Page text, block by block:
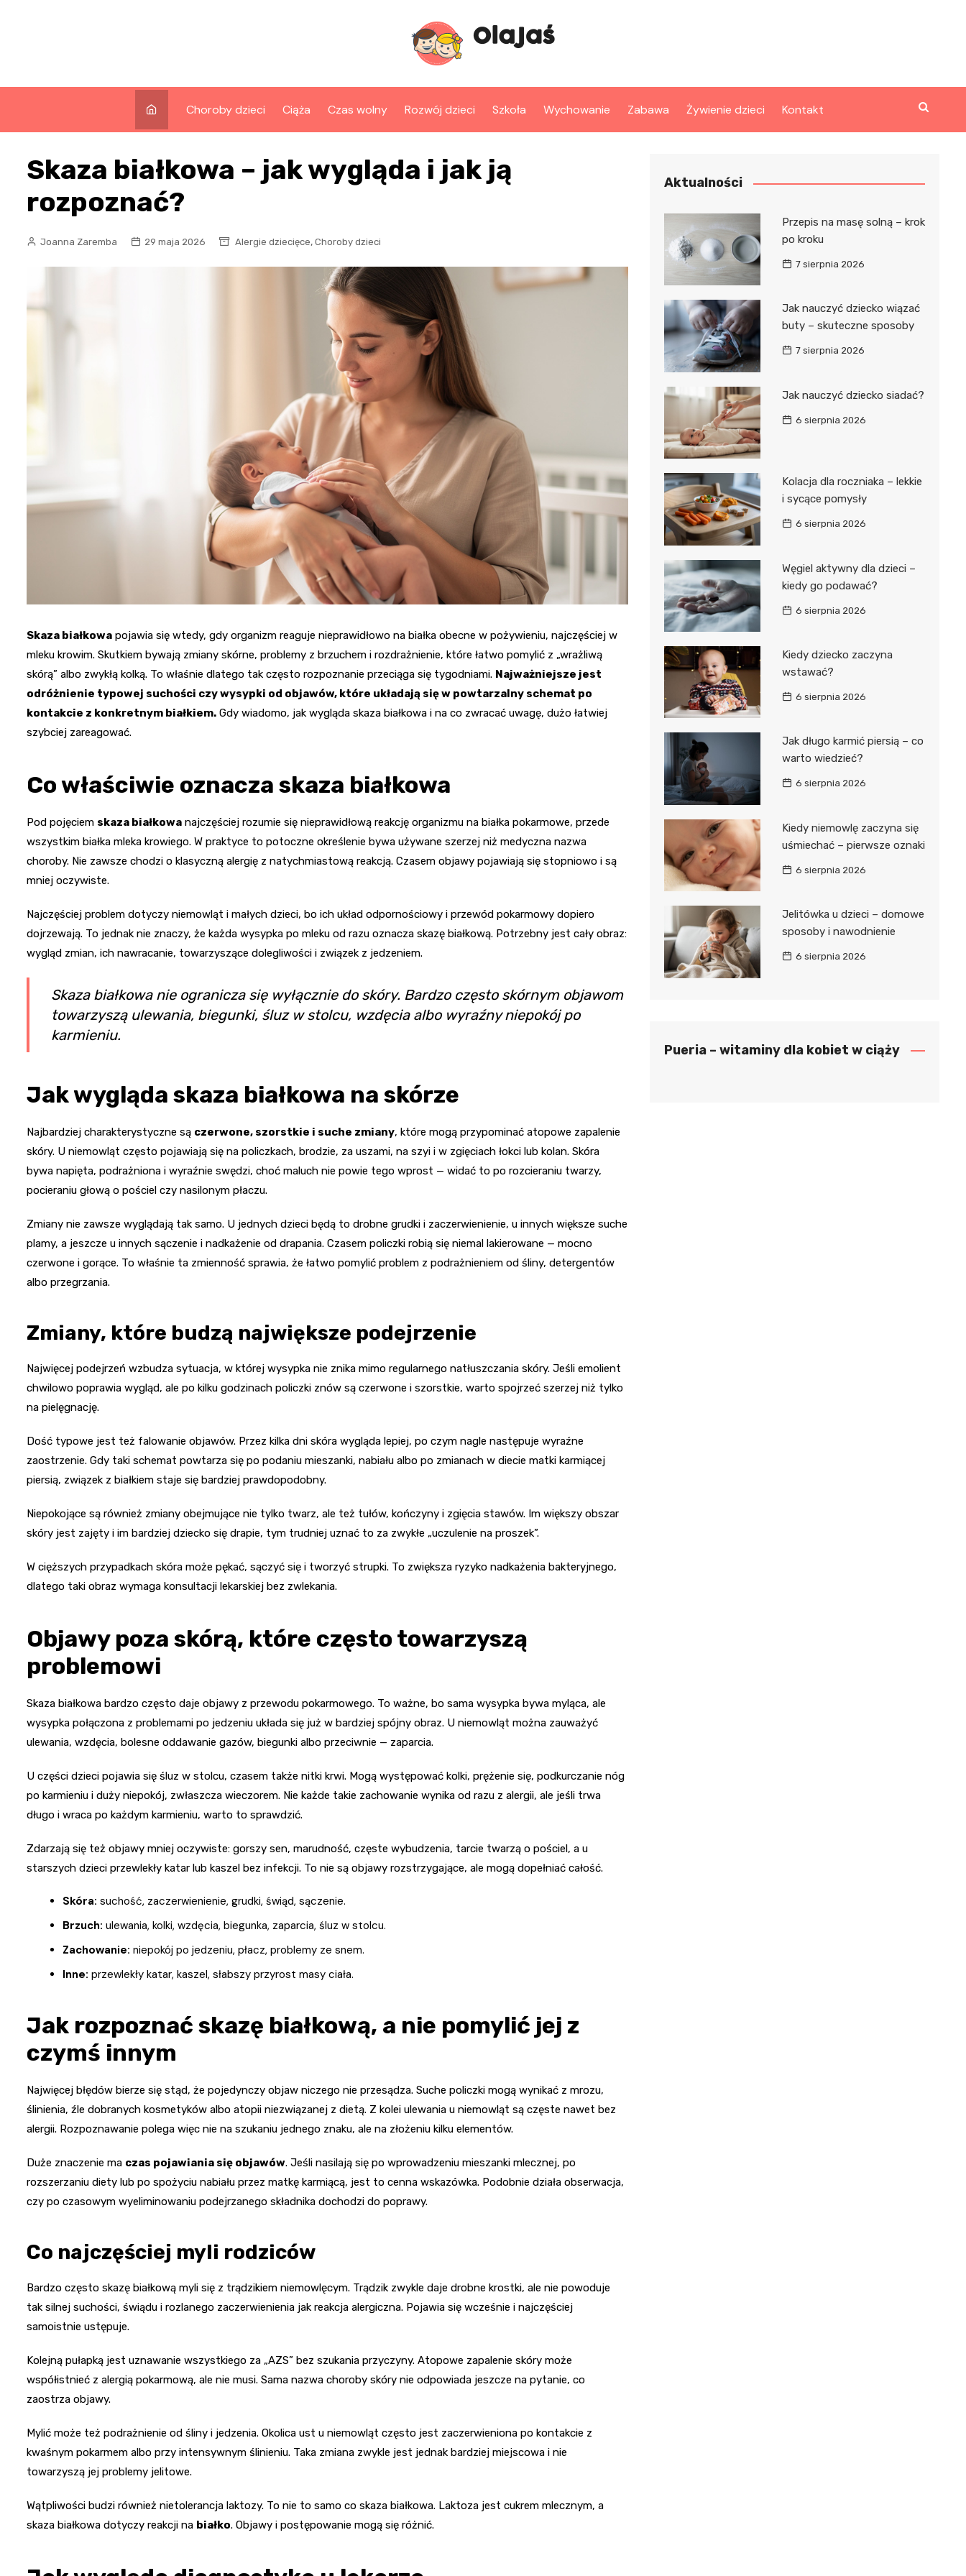
Choroby dzieci Ciąża Czas wolny Rozwój dzieci Szkoła Wychowanie Zabawa Żywienie dzieci Kontakt
Skaza białkowa – jak wygląda i jak ją
rozpoznać?
Joanna Zaremba 29 maja 2026 Alergie dziecięce, Choroby dzieci
Skaza białkowa pojawia się wtedy, gdy organizm reaguje nieprawidłowo na białka obecne w pożywieniu, najczęściej w
mleku krowim. Skutkiem bywają zmiany skórne, problemy z brzuchem i rozdrażnienie, które łatwo pomylić z „wrażliwą
skórą” albo zwykłą kolką. To właśnie dlatego tak często rozpoznanie przeciąga się tygodniami. Najważniejsze jest
odróżnienie typowej suchości czy wysypki od objawów, które układają się w powtarzalny schemat po
kontakcie z konkretnym białkiem. Gdy wiadomo, jak wygląda skaza białkowa i na co zwracać uwagę, dużo łatwiej
szybciej zareagować.
Co właściwie oznacza skaza białkowa
Pod pojęciem skaza białkowa najczęściej rozumie się nieprawidłową reakcję organizmu na białka pokarmowe, przede
wszystkim białka mleka krowiego. W praktyce to potoczne określenie bywa używane szerzej niż medyczna nazwa
choroby. Nie zawsze chodzi o klasyczną alergię z natychmiastową reakcją. Czasem objawy pojawiają się stopniowo i są
mniej oczywiste.
Najczęściej problem dotyczy niemowląt i małych dzieci, bo ich układ odpornościowy i przewód pokarmowy dopiero
dojrzewają. To jednak nie znaczy, że każda wysypka po mleku od razu oznacza skazę białkową. Potrzebny jest cały obraz:
wygląd zmian, ich nawracanie, towarzyszące dolegliwości i związek z jedzeniem.
Skaza białkowa nie ogranicza się wyłącznie do skóry. Bardzo często skórnym objawom
towarzyszą ulewania, biegunki, śluz w stolcu, wzdęcia albo wyraźny niepokój po
karmieniu.
Jak wygląda skaza białkowa na skórze
Najbardziej charakterystyczne są czerwone, szorstkie i suche zmiany, które mogą przypominać atopowe zapalenie
skóry. U niemowląt często pojawiają się na policzkach, brodzie, za uszami, na szyi i w zgięciach łokci lub kolan. Skóra
bywa napięta, podrażniona i wyraźnie swędzi, choć maluch nie powie tego wprost — widać to po rozcieraniu twarzy,
pocieraniu głową o pościel czy nasilonym płaczu.
Zmiany nie zawsze wyglądają tak samo. U jednych dzieci będą to drobne grudki i zaczerwienienie, u innych większe suche
plamy, a jeszcze u innych sączenie i nadkażenie od drapania. Czasem policzki robią się niemal lakierowane — mocno
czerwone i gorące. To właśnie ta zmienność sprawia, że łatwo pomylić problem z podrażnieniem od śliny, detergentów
albo przegrzania.
Zmiany, które budzą największe podejrzenie
Najwięcej podejrzeń wzbudza sytuacja, w której wysypka nie znika mimo regularnego natłuszczania skóry. Jeśli emolient
chwilowo poprawia wygląd, ale po kilku godzinach policzki znów są czerwone i szorstkie, warto spojrzeć szerzej niż tylko
na pielęgnację.
Dość typowe jest też falowanie objawów. Przez kilka dni skóra wygląda lepiej, po czym nagle następuje wyraźne
zaostrzenie. Gdy taki schemat powtarza się po podaniu mieszanki, nabiału albo po zmianach w diecie matki karmiącej
piersią, związek z białkiem staje się bardziej prawdopodobny.
Niepokojące są również zmiany obejmujące nie tylko twarz, ale też tułów, kończyny i zgięcia stawów. Im większy obszar
skóry jest zajęty i im bardziej dziecko się drapie, tym trudniej uznać to za zwykłe „uczulenie na proszek”.
W cięższych przypadkach skóra może pękać, sączyć się i tworzyć strupki. To zwiększa ryzyko nadkażenia bakteryjnego,
dlatego taki obraz wymaga konsultacji lekarskiej bez zwlekania.
Objawy poza skórą, które często towarzyszą
problemowi
Skaza białkowa bardzo często daje objawy z przewodu pokarmowego. To ważne, bo sama wysypka bywa myląca, ale
wysypka połączona z problemami po jedzeniu układa się już w bardziej spójny obraz. U niemowląt można zauważyć
ulewania, wzdęcia, bolesne oddawanie gazów, biegunki albo przeciwnie — zaparcia.
U części dzieci pojawia się śluz w stolcu, czasem także nitki krwi. Mogą występować kolki, prężenie się, podkurczanie nóg
po karmieniu i duży niepokój, zwłaszcza wieczorem. Nie każde takie zachowanie wynika od razu z alergii, ale jeśli trwa
długo i wraca po każdym karmieniu, warto to sprawdzić.
Zdarzają się też objawy mniej oczywiste: gorszy sen, marudność, częste wybudzenia, tarcie twarzą o pościel, a u
starszych dzieci przewlekły katar lub kaszel bez infekcji. To nie są objawy rozstrzygające, ale mogą dopełniać całość.
Skóra: suchość, zaczerwienienie, grudki, świąd, sączenie.
Brzuch: ulewania, kolki, wzdęcia, biegunka, zaparcia, śluz w stolcu.
Zachowanie: niepokój po jedzeniu, płacz, problemy ze snem.
Inne: przewlekły katar, kaszel, słabszy przyrost masy ciała.
Jak rozpoznać skazę białkową, a nie pomylić jej z
czymś innym
Najwięcej błędów bierze się stąd, że pojedynczy objaw niczego nie przesądza. Suche policzki mogą wynikać z mrozu,
ślinienia, źle dobranych kosmetyków albo atopii niezwiązanej z dietą. Z kolei ulewania u niemowląt są częste nawet bez
alergii. Rozpoznawanie polega więc nie na szukaniu jednego znaku, ale na złożeniu kilku elementów.
Duże znaczenie ma czas pojawiania się objawów. Jeśli nasilają się po wprowadzeniu mieszanki mlecznej, po
rozszerzaniu diety lub po spożyciu nabiału przez matkę karmiącą, jest to cenna wskazówka. Podobnie działa obserwacja,
czy po czasowym wyeliminowaniu podejrzanego składnika dochodzi do poprawy.
Co najczęściej myli rodziców
Bardzo często skazę białkową myli się z trądzikiem niemowlęcym. Trądzik zwykle daje drobne krostki, ale nie powoduje
tak silnej suchości, świądu i rozlanego zaczerwienienia jak reakcja alergiczna. Pojawia się wcześnie i najczęściej
samoistnie ustępuje.
Kolejną pułapką jest uznawanie wszystkiego za „AZS” bez szukania przyczyny. Atopowe zapalenie skóry może
współistnieć z alergią pokarmową, ale nie musi. Sama nazwa choroby skóry nie odpowiada jeszcze na pytanie, co
zaostrza objawy.
Mylić może też podrażnienie od śliny i jedzenia. Okolica ust u niemowląt często jest zaczerwieniona po kontakcie z
kwaśnym pokarmem albo przy intensywnym ślinieniu. Taka zmiana zwykle jest jednak bardziej miejscowa i nie
towarzyszą jej problemy jelitowe.
Wątpliwości budzi również nietolerancja laktozy. To nie to samo co skaza białkowa. Laktoza jest cukrem mlecznym, a
skaza białkowa dotyczy reakcji na białko. Objawy i postępowanie mogą się różnić.
Aktualności
Przepis na masę solną – krok
po kroku
7 sierpnia 2026
Jak nauczyć dziecko wiązać
buty – skuteczne sposoby
7 sierpnia 2026
Jak nauczyć dziecko siadać?
6 sierpnia 2026
Kolacja dla roczniaka – lekkie
i sycące pomysły
6 sierpnia 2026
Węgiel aktywny dla dzieci –
kiedy go podawać?
6 sierpnia 2026
Kiedy dziecko zaczyna
wstawać?
6 sierpnia 2026
Jak długo karmić piersią – co
warto wiedzieć?
6 sierpnia 2026
Kiedy niemowlę zaczyna się
uśmiechać – pierwsze oznaki
6 sierpnia 2026
Jelitówka u dzieci – domowe
sposoby i nawodnienie
6 sierpnia 2026
Pueria – witaminy dla kobiet w ciąży